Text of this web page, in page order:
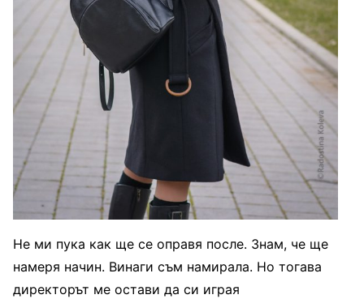
Не ми пука как ще се оправя после. Знам, че ще
намеря начин. Винаги съм намирала. Но тогава
директорът ме остави да си играя